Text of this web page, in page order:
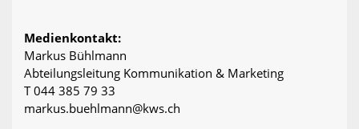
Medienkontakt:
Markus Bühlmann
Abteilungsleitung Kommunikation & Marketing
T 044 385 79 33
markus.buehlmann@kws.ch